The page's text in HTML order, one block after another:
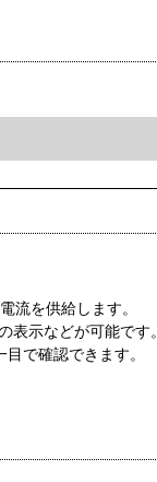
流を供給します。
示などが可能です。
で確認できます。